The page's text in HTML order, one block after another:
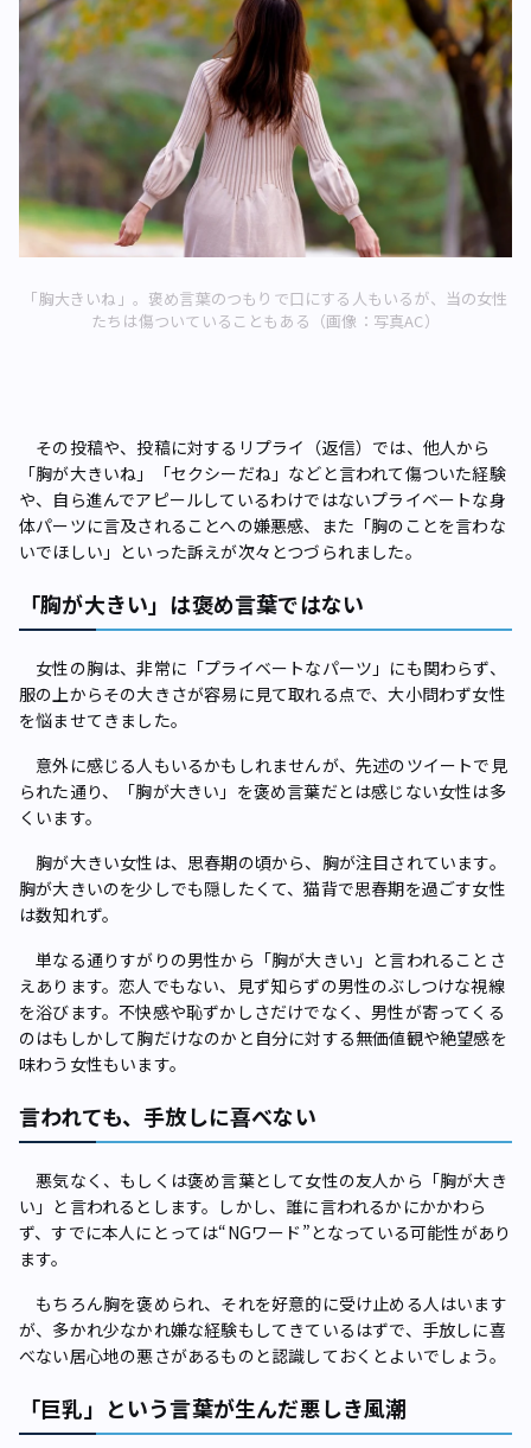
「胸大きいね」。褒め言葉のつもりで口にする人もいるが、当の女性
たちは傷ついていることもある（画像：写真AC）
その投稿や、投稿に対するリプライ（返信）では、他人から
「胸が大きいね」「セクシーだね」などと言われて傷ついた経験
や、自ら進んでアピールしているわけではないプライベートな身
体パーツに言及されることへの嫌悪感、また「胸のことを言わな
いでほしい」といった訴えが次々とつづられました。
「胸が大きい」は褒め言葉ではない
女性の胸は、非常に「プライベートなパーツ」にも関わらず、
服の上からその大きさが容易に見て取れる点で、大小問わず女性
を悩ませてきました。
意外に感じる人もいるかもしれませんが、先述のツイートで見
られた通り、「胸が大きい」を褒め言葉だとは感じない女性は多
くいます。
胸が大きい女性は、思春期の頃から、胸が注目されています。
胸が大きいのを少しでも隠したくて、猫背で思春期を過ごす女性
は数知れず。
単なる通りすがりの男性から「胸が大きい」と言われることさ
えあります。恋人でもない、見ず知らずの男性のぶしつけな視線
を浴びます。不快感や恥ずかしさだけでなく、男性が寄ってくる
のはもしかして胸だけなのかと自分に対する無価値観や絶望感を
味わう女性もいます。
言われても、手放しに喜べない
悪気なく、もしくは褒め言葉として女性の友人から「胸が大き
い」と言われるとします。しかし、誰に言われるかにかかわら
ず、すでに本人にとっては“NGワード”となっている可能性があり
ます。
もちろん胸を褒められ、それを好意的に受け止める人はいます
が、多かれ少なかれ嫌な経験もしてきているはずで、手放しに喜
べない居心地の悪さがあるものと認識しておくとよいでしょう。
「巨乳」という言葉が生んだ悪しき風潮